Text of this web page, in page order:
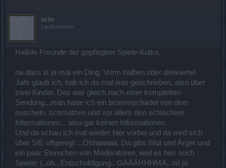
st3v
Laufenlerner
Hallöle Freunde der gepflegten Spiele-Kultur,
na dass is ja mal ein Ding. Vorm halben oder dreiviertel
Jahr glaub ich, hab ich da mal was geschrieben, also über
zwei Kinder. Das war gleich nach einer kompletten
Sendung...man hatte ich ein brummschädel von dem
nuscheln, schmatzen und vor allem den schlechten
Informationen... also gar keinen Informationen.
Und da schau ich mal wieder hier vorbei und da wird sich
über SIE uffgeregt ...Ohhaaaaa. Da gibs Wut und Ärger und
ein paar Sternchen von Moderatoren, weil es hier noch
Spieler (..oh...Entschuldigung...GÄÄÄHHHMA...ist ja